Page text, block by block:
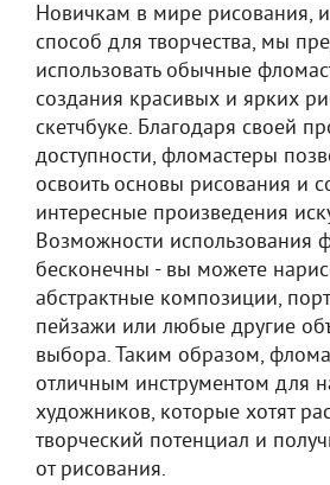
Новичкам в мире рисования,
способ для творчества, мы
использовать обычные
создания красивых и ярких
скетчбуке. Благодаря своей
доступности, фломастеры
освоить основы рисования и
интересные произведения
Возможности использования
бесконечны - вы можете
абстрактные композиции,
пейзажи или любые другие
выбора. Таким образом,
отличным инструментом для
художников, которые хотят
творческий потенциал и
от рисования.